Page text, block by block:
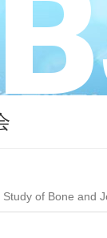
of Bone and